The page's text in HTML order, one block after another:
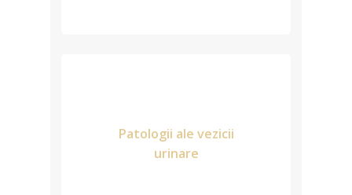
Patologii ale vezicii
urinare